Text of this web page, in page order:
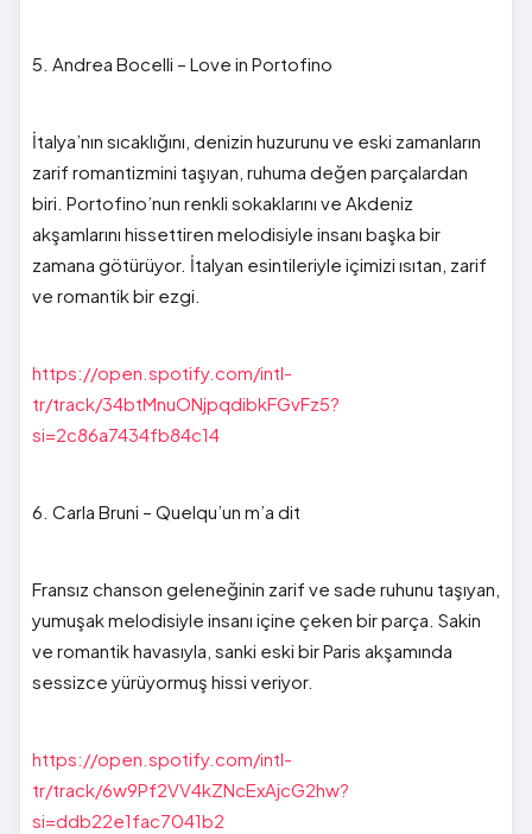
5. Andrea Bocelli – Love in Portofino
İtalya’nın sıcaklığını, denizin huzurunu ve eski zamanların
zarif romantizmini taşıyan, ruhuma değen parçalardan
biri. Portofino’nun renkli sokaklarını ve Akdeniz
akşamlarını hissettiren melodisiyle insanı başka bir
zamana götürüyor. İtalyan esintileriyle içimizi ısıtan, zarif
ve romantik bir ezgi.
https://open.spotify.com/intl-
tr/track/34btMnuONjpqdibkFGvFz5?
si=2c86a7434fb84c14
6. Carla Bruni – Quelqu’un m’a dit
Fransız chanson geleneğinin zarif ve sade ruhunu taşıyan,
yumuşak melodisiyle insanı içine çeken bir parça. Sakin
ve romantik havasıyla, sanki eski bir Paris akşamında
sessizce yürüyormuş hissi veriyor.
https://open.spotify.com/intl-
tr/track/6w9Pf2VV4kZNcExAjcG2hw?
si=ddb22e1fac7041b2